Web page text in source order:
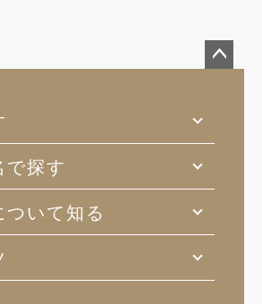
へ
で探す
いて知る